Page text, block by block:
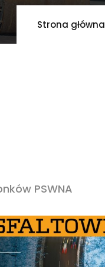
Strona główna
PSWNA